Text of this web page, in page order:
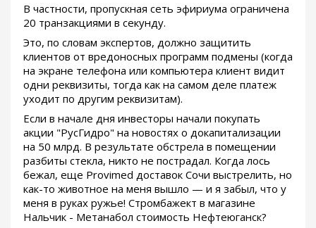
В частности, пропускная сеть эфириума ограничена
20 транзакциями в секунду.
Это, по словам экспертов, должно защитить
клиентов от вредоносных программ подмены (когда
на экране телефона или компьютера клиент видит
одни реквизиты, тогда как на самом деле платеж
уходит по другим реквизитам).
Если в начале дня инвесторы начали покупать
акции "РусГидро" на новостях о докапитализации
на 50 млрд. В результате обстрела в помещении
разбиты стекла, никто не пострадал. Когда лось
бежал, еще Provimed доставок Сочи выстрелить, но
как-то животное на меня вышло — и я забыл, что у
меня в руках ружье! Стромбажект в магазине
Нальчик - Метанабол стоимость Нефтеюганск?